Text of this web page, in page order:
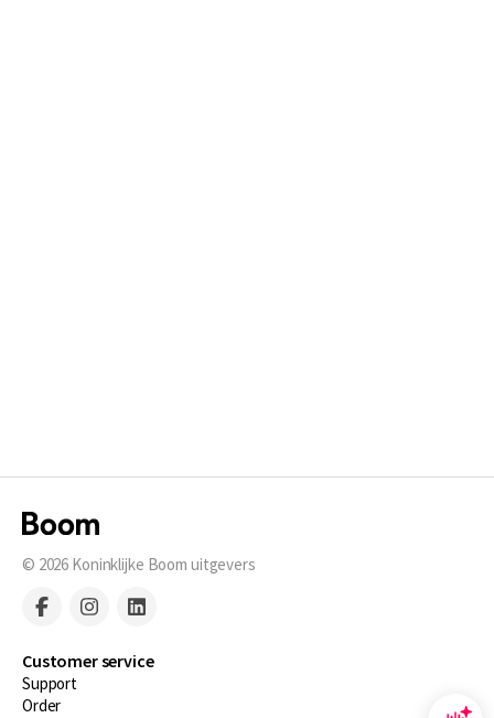
© 2026 Koninklijke Boom uitgevers
Customer service
Support
Order